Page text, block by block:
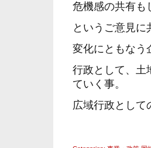
危機感の共有も
というご意見に
変化にともなう
行政として、土
ていく事。
広域行政として